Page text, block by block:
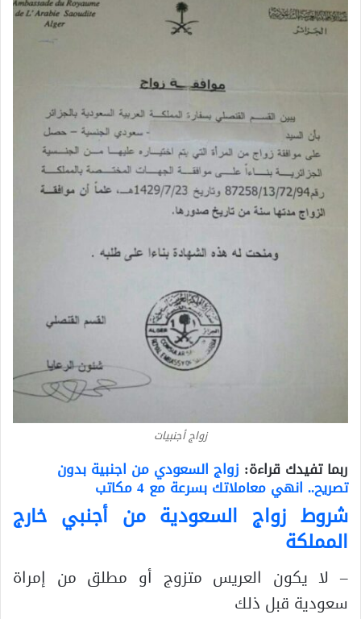
زواج أجنبيات
ربما تفيدك قراءة: زواج السعودي من اجنبية بدون
تصريح.. انهي معاملاتك بسرعة مع 4 مكاتب
شروط زواج السعودية من أجنبي خارج
المملكة
– لا يكون العريس متزوج أو مطلق من إمراة
سعودية قبل ذلك